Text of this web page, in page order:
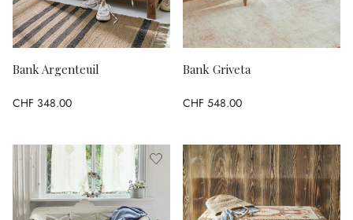
Bank Argenteuil
CHF 348.00
Bank Griveta
CHF 548.00